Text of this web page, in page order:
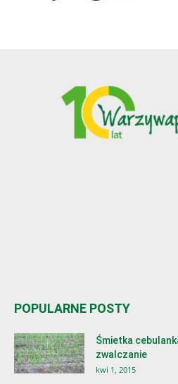
POPULARNE POSTY
Śmietka
zwalczanie
kwi 1, 2015